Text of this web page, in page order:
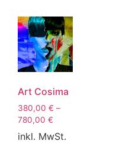
Art Cosima
380,00 € –
780,00 €
inkl. MwSt.